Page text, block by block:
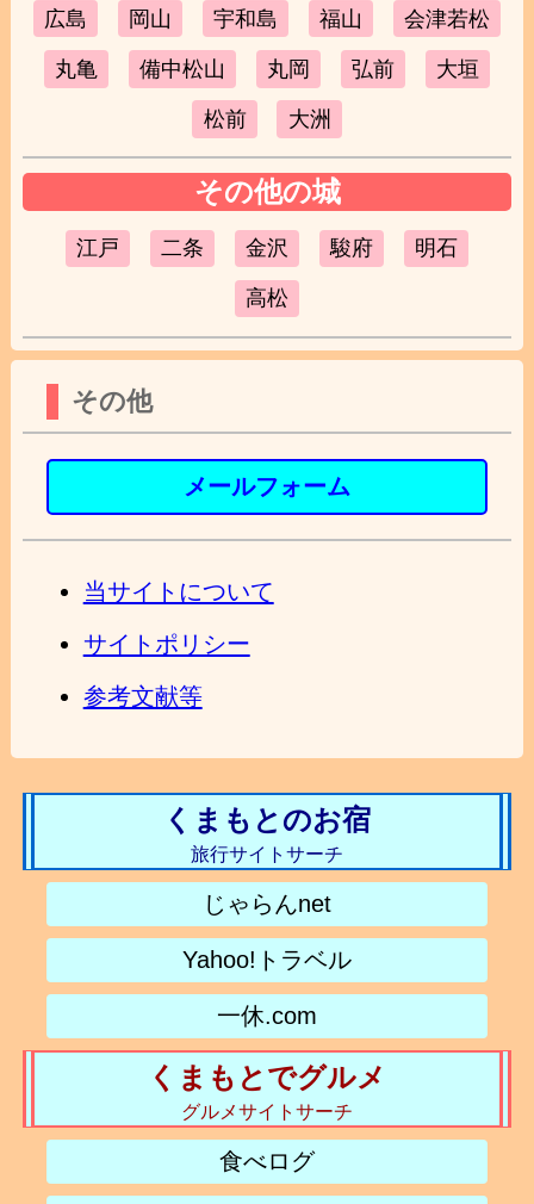
広島 岡山 宇和島 福山 会津若松
丸亀 備中松山 丸岡 弘前 大垣
松前 大洲
その他の城
江戸 二条 金沢 駿府 明石
高松
その他
メールフォーム
当サイトについて
サイトポリシー
参考文献等
くまもとのお宿
旅行サイトサーチ
じゃらんnet
Yahoo!トラベル
一休.com
くまもとでグルメ
グルメサイトサーチ
食べログ